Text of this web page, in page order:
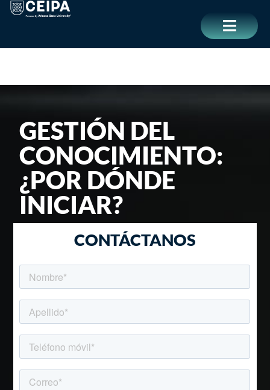
contenido
GESTIÓN DEL
CONOCIMIENTO:
¿POR DÓNDE
INICIAR?
CONTÁCTANOS